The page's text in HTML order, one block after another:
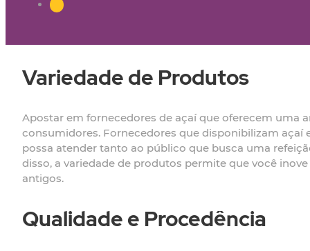
Variedade de Produtos
Apostar em fornecedores de açaí que oferecem uma
consumidores. Fornecedores que disponibilizam
possa atender tanto ao público que busca uma
disso, a variedade de produtos permite que você
antigos.
Qualidade e Procedência